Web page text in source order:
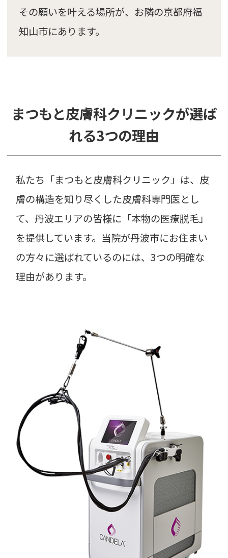
その願いを叶える場所が、お隣の京都府福
知山市にあります。
まつもと皮膚科クリニックが選ば
れる3つの理由
私たち「まつもと皮膚科クリニック」は、皮
膚の構造を知り尽くした皮膚科専門医とし
て、丹波エリアの皆様に「本物の医療脱毛」
を提供しています。当院が丹波市にお住まい
の方々に選ばれているのには、3つの明確な
理由があります。